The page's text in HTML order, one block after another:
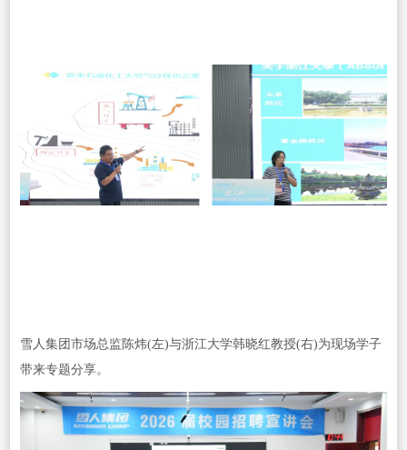
雪人集团市场总监陈炜(左)与浙江大学韩晓红教授(右)为现场学子
带来专题分享。